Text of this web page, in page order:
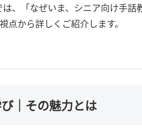
、「なぜいま、シニア向け手話
から詳しくご紹介します。
｜その魅力とは